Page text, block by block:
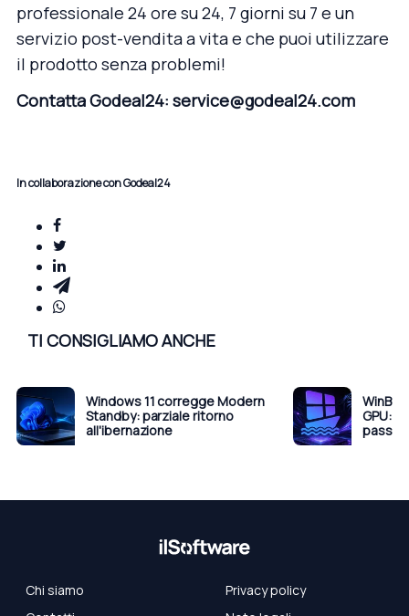
professionale 24 ore su 24, 7 giorni su 7 e un
servizio post-vendita a vita e che puoi utilizzare
il prodotto senza problemi!
Contatta Godeal24: service@godeal24.com
In collaborazione con Godeal24
TI CONSIGLIAMO ANCHE
Windows 11 corregge Modern
Standby: parziale ritorno
all'ibernazione
GPU:
passo
Chi siamo
Privacy policy